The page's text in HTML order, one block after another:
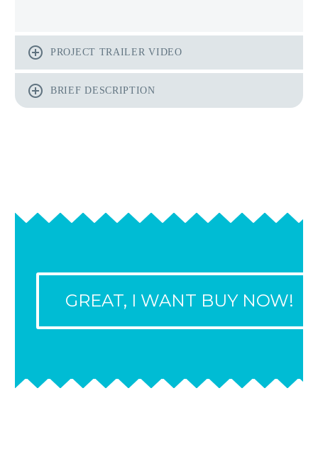
PROJECT TRAILER VIDEO
BRIEF DESCRIPTION
GREAT, I WANT BUY NOW!